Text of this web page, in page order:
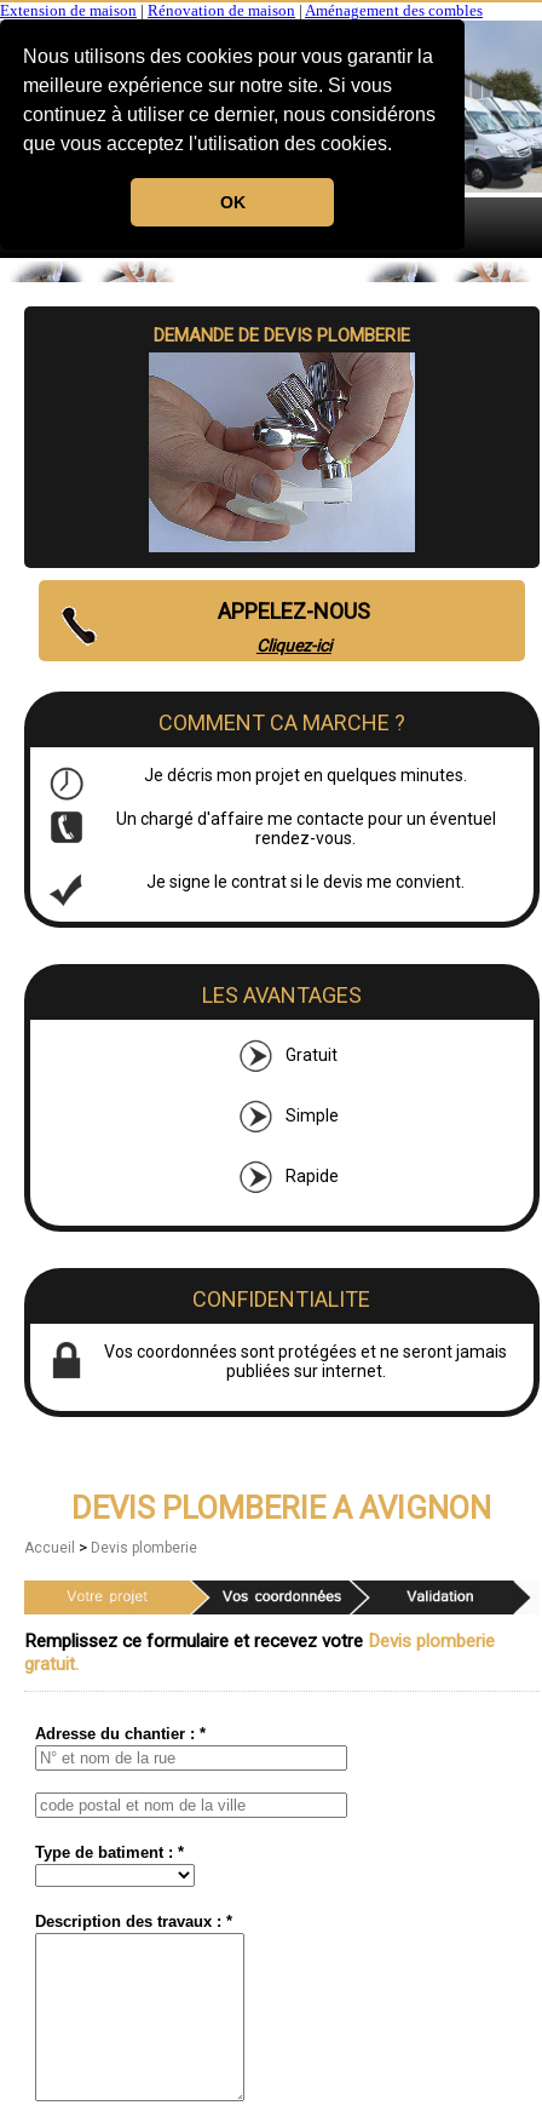
Nous utilisons des cookies pour vous garantir la
meilleure expérience sur notre site. Si vous
continuez à utiliser ce dernier, nous considérons
que vous acceptez l'utilisation des cookies.
OK
Extension de maison Rénovation de maison Aménagement des combles
MENU
DEMANDE DE DEVIS PLOMBERIE
APPELEZ-NOUS
Cliquez-ici
COMMENT CA MARCHE ?
Je décris mon projet en quelques minutes.
Un chargé d'affaire me contacte pour un éventuel
rendez-vous.
Je signe le contrat si le devis me convient.
LES AVANTAGES
Gratuit
Simple
Rapide
CONFIDENTIALITE
Vos coordonnées sont protégées et ne seront jamais
publiées sur internet.
DEVIS PLOMBERIE A AVIGNON
Accueil > Devis plomberie
Remplissez ce formulaire et recevez votre Devis plomberie
gratuit.
Adresse du chantier : *
Type de batiment : *
Description des travaux : *